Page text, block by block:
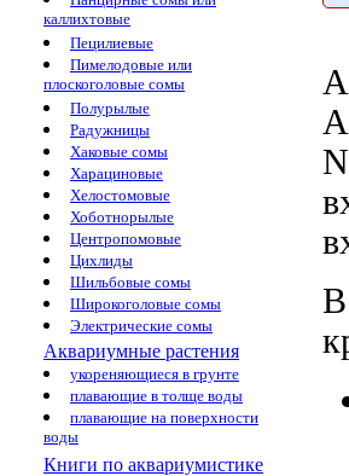
каллихтовые
Пецилиевые
Пимелодовые или
плоскоголовые сомы
Полурылые
Радужницы
Хаковые сомы
Харациновые
Хелостомовые
Хоботнорылые
Центропомовые
Цихлиды
Шильбовые сомы
Широкоголовые сомы
Электрические сомы
Аквариумные растения
укореняющиеся в грунте
плавающие в толще воды
плавающие на поверхности
воды
Книги по аквариумистике
В